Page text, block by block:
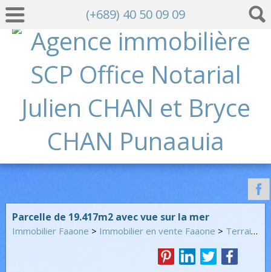
(+689) 40 50 09 09
Parcelle de 19.417m2 avec vue sur la mer
Immobilier Faaone > Immobilier en vente Faaone > Terrain Constructible en vente Faaone